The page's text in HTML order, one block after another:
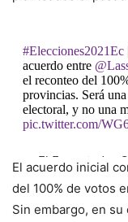
#Elecciones2021Ec
acuerdo entre
el reconteo del
provincias. Será
electoral, y no una
pic.twitter.com/
— El Espectador
February 12, 2021
El acuerdo inicial
del 100% de votos
Sin embargo, en